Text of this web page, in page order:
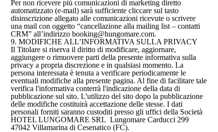
Per non ricevere più comunicazioni di marketing diretto
automatizzato (e-mail) sarà sufficiente cliccare sul tasto
disinscrizione allegato alle comunicazioni ricevute o scrivere
una mail con oggetto “cancellazione alla mailing list – contatti
CRM” all’indirizzo booking@hungomare.com.
9. MODIFICHE ALL’INFORMATIVA SULLA PRIVACY
Il Titolare si riserva il diritto di modificare, aggiornare,
aggiungere o rimuovere parti della presente informativa sulla
privacy a propria discrezione e in qualsiasi momento. La
persona interessata è tenuta a verificare periodicamente le
eventuali modifiche alla presente pagina. Al fine di facilitare tale
verifica l'informativa conterrà l'indicazione della data di
pubblicazione sul sito. L'utilizzo del sito dopo la pubblicazione
delle modifiche costituirà accettazione delle stesse. I dati
personali forniti saranno custoditi presso gli uffici della Società
HOTEL LUNGOMARE SRL Lungomare Carducci 299
47042 Villamarina di Cesenatico (FC).